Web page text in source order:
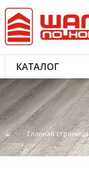
КАТАЛОГ
Главная страница